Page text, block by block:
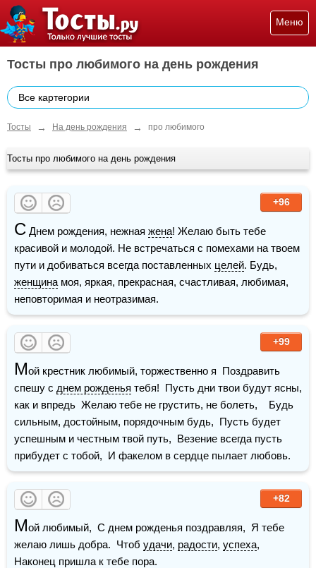
Меню
Тосты про любимого на день рождения
Все картегории
Тосты → На день рождения → про любимого
Тосты про любимого на день рождения
+96
С Днем рождения, нежная жена! Желаю быть тебе
красивой и молодой. Не встречаться с помехами на твоем
пути и добиваться всегда поставленных целей
женщина моя, яркая, прекрасная, счастливая, любимая,
неповторимая и неотразимая.
+99
Мой крестник любимый, торжественно я  Поздравить
спешу с днем рожденья тебя!  Пусть дни твои будут ясны,
как и впредь  Желаю тебе не грустить, не болеть,    Будь
сильным, достойным, порядочным будь,  Пусть будет
успешным и честным твой путь,  Везение всегда пусть
прибудет с тобой,  И факелом в сердце пылает любовь.
+82
Мой любимый,  С днем рожденья поздравляя,  Я тебе
желаю лишь добра.  Чтоб удачи, радости, успеха,
Наконец пришла к тебе пора.